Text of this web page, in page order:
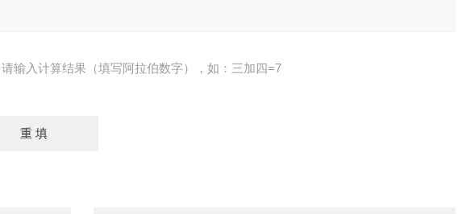
请输入计算结果（填写阿拉伯数字），如：三加四=7